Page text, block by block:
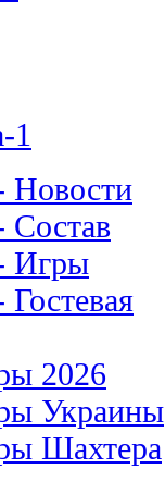
1
Новости
Игры
2026
Украины
Шахтера